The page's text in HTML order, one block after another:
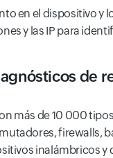
en el dispositivo y
y las IP para
de
más de 10 000
firewalls,
inalámbricos y